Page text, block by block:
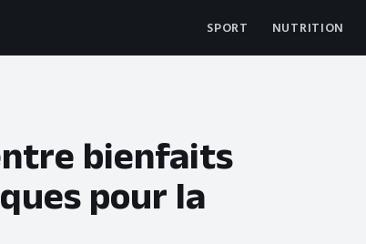
SPORT NUTRITION
bienfaits
pour la